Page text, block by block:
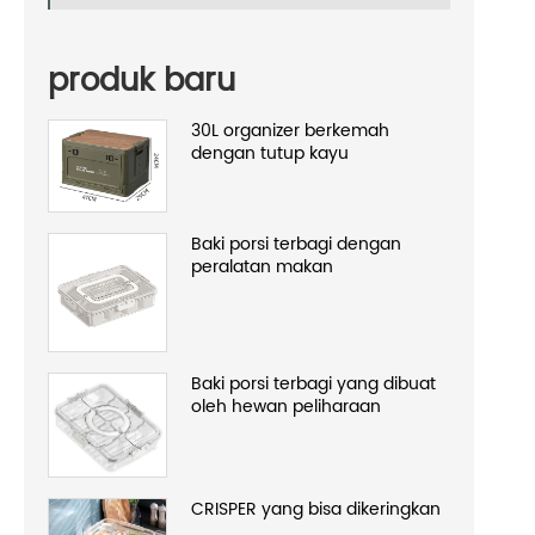
produk baru
30L organizer berkemah
dengan tutup kayu
Baki porsi terbagi dengan
peralatan makan
Baki porsi terbagi yang dibuat
oleh hewan peliharaan
CRISPER yang bisa dikeringkan